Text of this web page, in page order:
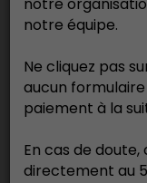
notre équipe.
Ne cliquez pas
aucun
paiement à la
En cas de
directement au
Accueil>
Alain